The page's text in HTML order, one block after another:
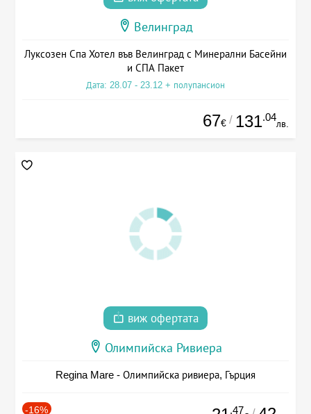
Велинград
Луксозен Спа Хотел във Велинград с Минерални Басейни
и СПА Пакет
Дата: 28.07 - 23.12 + полупансион
67€ / 131.04
лв.
виж офертата
Олимпийска Ривиера
Regina Mare - Олимпийска ривиера, Гърция
-16% .47